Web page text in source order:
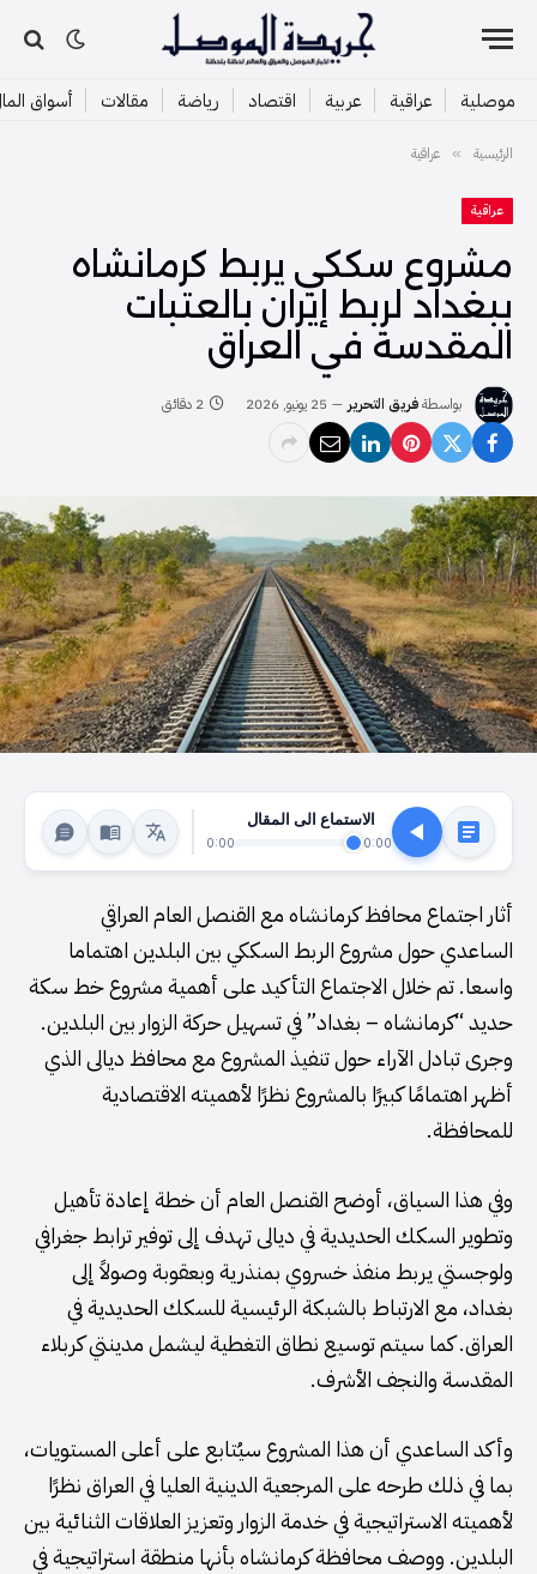
موصلية عراقية عربية اقتصاد رياضة مقالات أسواق
الرئيسية » عراقية
عراقية
مشروع سككي يربط كرمانشاه
ببغداد لربط إيران بالعتبات
المقدسة في العراق
بواسطةفريق التحرير 25 يونيو, 2026 2 دقائق
الاستماع الى المقال
0:00
0:00
أثار اجتماع محافظ كرمانشاه مع القنصل العام العراقي
الساعدي حول مشروع الربط السككي بين البلدين اهتماما
واسعا. تم خلال الاجتماع التأكيد على أهمية مشروع خط سكة
حديد “كرمانشاه – بغداد” في تسهيل حركة الزوار بين البلدين.
وجرى تبادل الآراء حول تنفيذ المشروع مع محافظ ديالى الذي
أظهر اهتمامًا كبيرًا بالمشروع نظرًا لأهميته الاقتصادية
للمحافظة.
وفي هذا السياق، أوضح القنصل العام أن خطة إعادة تأهيل
وتطوير السكك الحديدية في ديالى تهدف إلى توفير ترابط جغرافي
ولوجستي يربط منفذ خسروي بمنذرية وبعقوبة وصولاً إلى
بغداد، مع الارتباط بالشبكة الرئيسية للسكك الحديدية في
العراق. كما سيتم توسيع نطاق التغطية ليشمل مدينتي كربلاء
المقدسة والنجف الأشرف.
وأكد الساعدي أن هذا المشروع سيُتابع على أعلى المستويات،
بما في ذلك طرحه على المرجعية الدينية العليا في العراق نظرًا
لأهميته الاستراتيجية في خدمة الزوار وتعزيز العلاقات الثنائية بين
البلدين. ووصف محافظة كرمانشاه بأنها منطقة استراتيجية في